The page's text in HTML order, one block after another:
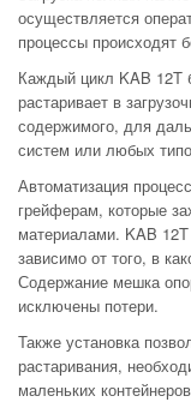
осуществляется
процессы происходят
Каждый цикл KAB 12T
растаривает в
содержимого, для
систем или любых
Автоматизация
грейферам, которые
материалами. KAB
зависимо от того, в
Содержание мешка
исключены потери.
Также установка
растаривания,
маленьких